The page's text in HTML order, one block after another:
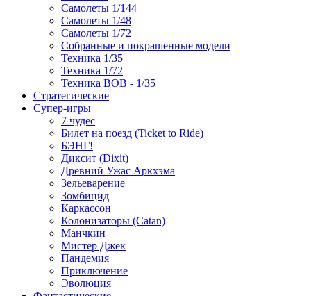
Самолеты 1/144
Самолеты 1/48
Самолеты 1/72
Собранные и покрашенные модели
Техника 1/35
Техника 1/72
Техника ВОВ - 1/35
Стратегические
Супер-игры
7 чудес
Билет на поезд (Ticket to Ride)
БЭНГ!
Диксит (Dixit)
Древний Ужас Аркхэма
Зельеварение
Зомбицид
Каркассон
Колонизаторы (Catan)
Манчкин
Мистер Джек
Пандемия
Приключение
Эволюция